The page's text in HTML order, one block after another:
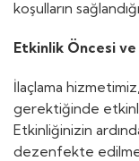
koşulların
Etkinlik Öncesi
İlaçlama
gerektiğinde
Etkinliğinizin
dezenfekte